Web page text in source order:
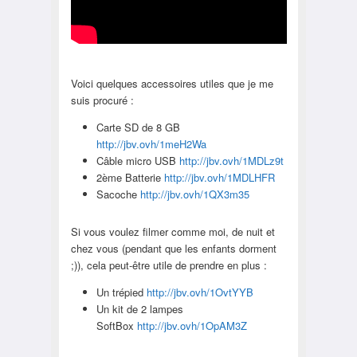
Voici quelques accessoires utiles que je me
suis procuré :
Carte SD de 8 GB
http://jbv.ovh/1meH2Wa
Câble micro USB http://jbv.ovh/1MDLz9t
2ème Batterie http://jbv.ovh/1MDLHFR
Sacoche http://jbv.ovh/1QX3m35
Si vous voulez filmer comme moi, de nuit et
chez vous (pendant que les enfants dorment
;)), cela peut-être utile de prendre en plus :
Un trépied http://jbv.ovh/1OvtYYB
Un kit de 2 lampes
SoftBox http://jbv.ovh/1OpAM3Z